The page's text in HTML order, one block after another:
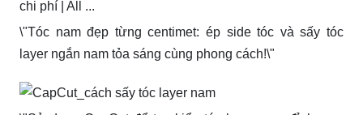
\"Tóc nam đẹp từng centimet: ép side tóc và sấy tóc
layer ngắn nam tỏa sáng cùng phong cách!\"